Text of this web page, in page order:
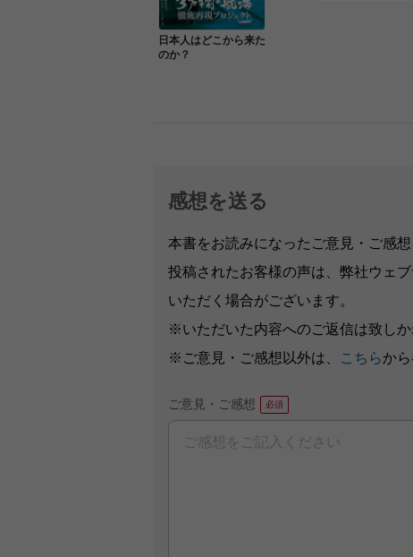
日本人はどこから来た
のか？
感想を送る
本書をお読みになったご意見・ご感想
投稿されたお客様の声は、弊社ウェ
いただく場合がございます。
※いただいた内容へのご返信は致しか
※ご意見・ご感想以外は、
こちらか
ご意見・ご感想